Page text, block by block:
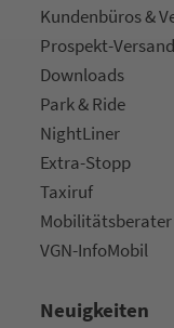
Kun­den­bü­ros &
Prospekt-Versand
Downloads
Park & Ride
NightLiner
Extra-Stopp
Taxiruf
Mo­bi­li­täts­be­ra­ter
VGN-InfoMobil
Neuigkeiten